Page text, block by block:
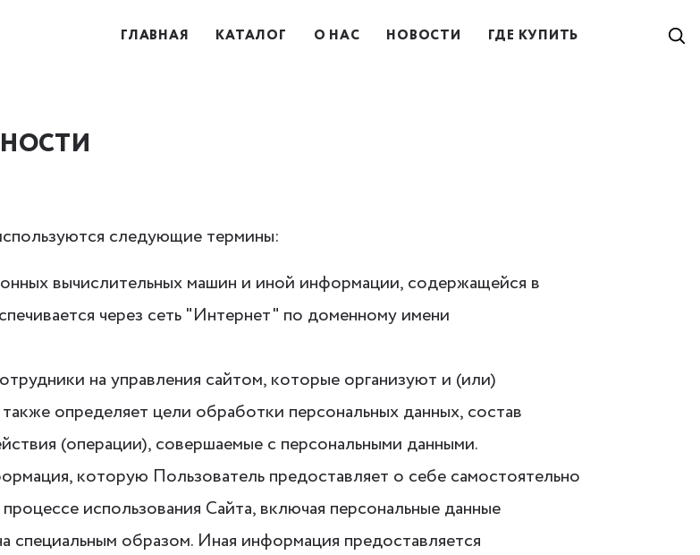
ГЛАВНАЯ КАТАЛОГ О НАС НОВОСТИ ГДЕ КУПИТЬ
следующие термины:
вычислительных машин и иной информации, содержащейся в
через сеть "Интернет" по доменному имени
на управления сайтом, которые организуют и (или)
определяет цели обработки персональных данных, состав
(операции), совершаемые с персональными данными.
которую Пользователь предоставляет о себе самостоятельно
использования Сайта, включая персональные данные
специальным образом. Иная информация предоставляется